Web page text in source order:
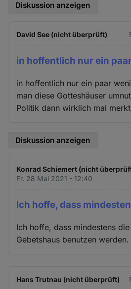
Diskussion anzeigen
David See (nicht überprüft)
in hoffentlich nur ein paar
in hoffentlich nur ein paar
man diese Gotteshäuser
Politik dann wirklich mal
Diskussion anzeigen
Konrad Schiemert (nicht
Fr. 28 Mai 2021 - 12:40
Ich hoffe, dass
Ich hoffe, dass mindestens
Gebetshaus benutzen werden.
Hans Trutnau (nicht überprüft)